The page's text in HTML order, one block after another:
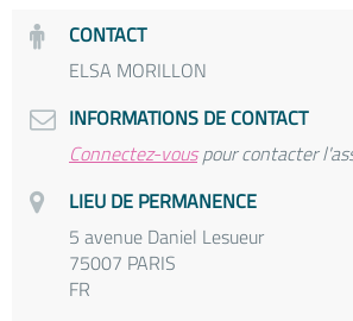
CONTACT
ELSA MORILLON
INFORMATIONS DE CONTACT
Connectez-vouspour contacter
LIEU DE PERMANENCE
5 avenue Daniel Lesueur
75007 PARIS
FR